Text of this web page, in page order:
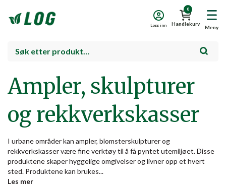
Meny
0
Handlekurv
Logg inn
Ampler, skulpturer
og rekkverkskasser
I urbane områder kan ampler, blomsterskulpturer og
rekkverkskasser være fine verktøy til å få pyntet utemiljøet. Disse
produktene skaper hyggelige omgivelser og livner opp et hvert
sted. Produktene kan brukes...
Les mer